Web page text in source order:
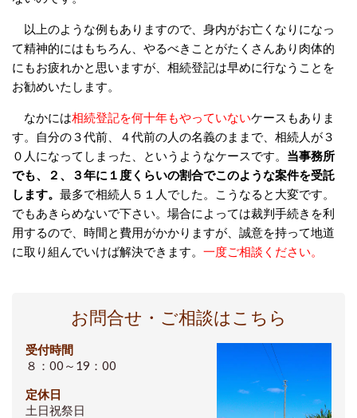
以上のような例もありますので、身内がお亡くなりになっ
て精神的にはもちろん、やるべきことがたくさんあり肉体的
にもお疲れかと思いますが、相続登記は早めに行なうことを
お勧めいたします。
なかには相続登記を何十年もやっていないケースもありま
す。自分の３代前、４代前の人の名義のままで、相続人が３
０人になってしまった、というようなケースです。 当事務所
でも、２、３年に１度くらいの割合でこのような案件を受託
します。 最多で相続人５１人でした。こうなると大変です。
でもあきらめないで下さい。場合によっては裁判手続きを利
用するので、時間と費用がかかりますが、誠意を持って地道
に取り組んでいけば解決できます。 一度ご相談ください。
お問合せ・ご相談はこちら
受付時間
８：00～19：00
定休日
土日祝祭日